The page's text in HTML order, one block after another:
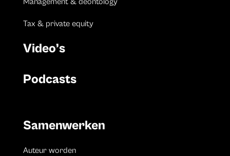
Tax & private equity
Video’s
Podcasts
Samenwerken
Auteur worden